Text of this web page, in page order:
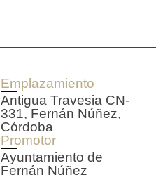
Emplazamiento
Antigua Travesia CN-
331, Fernán Núñez,
Córdoba
Promotor
Ayuntamiento de
Fernán Núñez